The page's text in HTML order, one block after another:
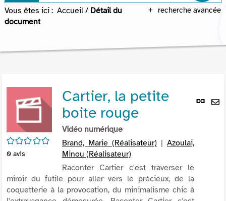
recherche avancée
Vous êtes ici : Accueil / Détail du
document
Lien
/5
0 avis
Cartier, la petite
boite rouge
Vidéo numérique
Brand, Marie (Réalisateur) | Azoulai,
Minou (Réalisateur)
Raconter Cartier c'est traverser le
miroir du futile pour aller vers le précieux, de la
coquetterie à la provocation, du minimalisme chic à